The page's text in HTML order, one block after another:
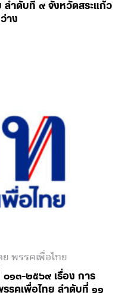
ลำดับที่ ๙ จังหวัดสระแก้ว
าง
ย พรรคเพื่อไทย
๑๓-๒๕๖๙ เรื่อง การ
รคเพื่อไทย ลำดับที่ ๑๑